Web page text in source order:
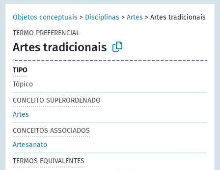
Objetos conceptuais > Disciplinas >Artes >Artes tradicionais
TERMO PREFERENCIAL
Artes tradicionais
TIPO
Tópico
CONCEITO SUPERORDENADO
Artes
CONCEITOS ASSOCIADOS
Artesanato
TERMOS EQUIVALENTES